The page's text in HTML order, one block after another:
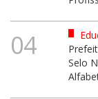
04
Selo